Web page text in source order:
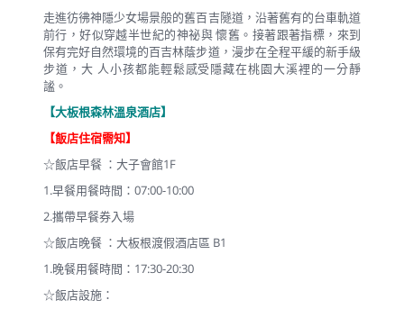
走進彷彿神隱少女場景般的舊百吉隧道，沿著舊有的台車軌道
前行，好似穿越半世紀的神祕與 懷舊。接著跟著指標，來到
保有完好自然環境的百吉林蔭步道，漫步在全程平緩的新手級
步道，大 人小孩都能輕鬆感受隱藏在桃園大溪裡的一分靜
謐。
【大板根森林溫泉酒店】
【飯店住宿需知】
☆飯店早餐 ：大子會館1F
1.早餐用餐時間：07:00-10:00
2.攜帶早餐券入場
☆飯店晚餐 ：大板根渡假酒店區 B1
1.晚餐用餐時間：17:30-20:30
☆飯店設施：